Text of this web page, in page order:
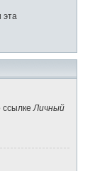
эта
Личный